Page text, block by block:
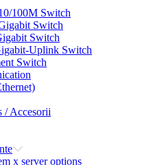
100M Switch
Switch
Switch
Uplink Switch
Switch
/ Accesorii
x server options